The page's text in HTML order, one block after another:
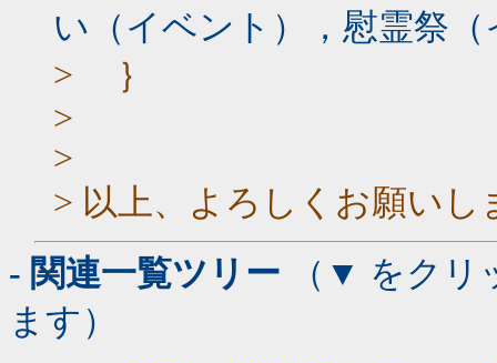
い（イベント），慰霊祭
> ｝
>
>
> 以上、よろしくお願いし
- 関連一覧ツリー （▼ をクリ
ます）